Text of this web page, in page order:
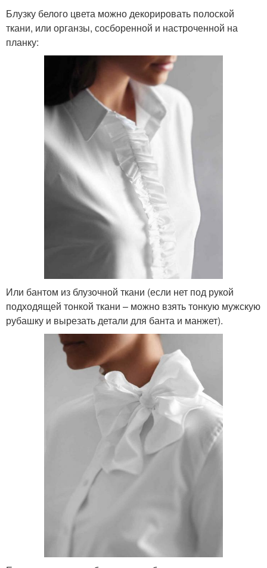
Блузку белого цвета можно декорировать полоской
ткани, или органзы, сосборенной и настроченной на
планку:
Или бантом из блузочной ткани (если нет под рукой
подходящей тонкой ткани – можно взять тонкую мужскую
рубашку и вырезать детали для банта и манжет).